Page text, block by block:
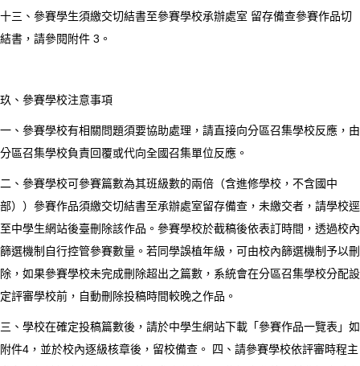
十三、參賽學生須繳交切結書至參賽學校承辦處室 留存備查參賽作品切
結書，請參閱附件 3。
玖、參賽學校注意事項
一、參賽學校有相關問題須要協助處理，請直接向分區召集學校反應，由
分區召集學校負責回覆或代向全國召集單位反應。
二、參賽學校可參賽篇數為其班級數的兩倍（含進修學校，不含國中
部））參賽作品須繳交切結書至承辦處室留存備查，未繳交者，請學校逕
至中學生網站後臺刪除該作品。參賽學校於截稿後依表訂時間，透過校內
篩選機制自行控管參賽數量。若同學誤植年級，可由校內篩選機制予以刪
除，如果參賽學校未完成刪除超出之篇數，系統會在分區召集學校分配設
定評審學校前，自動刪除投稿時間較晚之作品。
三、學校在確定投稿篇數後，請於中學生網站下載「參賽作品一覽表」如
附件4，並於校內逐級核章後，留校備查。 四、請參賽學校依評審時程主